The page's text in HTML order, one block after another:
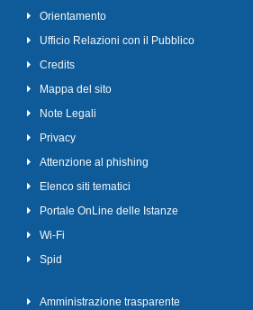
Orientamento
Ufficio Relazioni con il Pubblico
Credits
Mappa del sito
Note Legali
Privacy
Attenzione al phishing
Elenco siti tematici
Portale OnLine delle Istanze
Wi-Fi
Spid
Amministrazione trasparente